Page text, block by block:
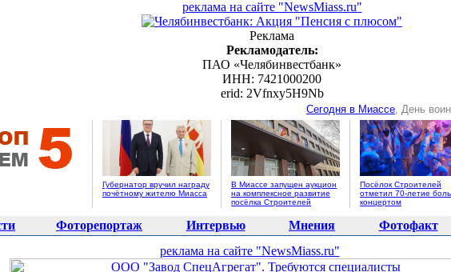
реклама на сайте "NewsMiass.ru"
Реклама
Рекламодатель:
ПАО «Челябинвестбанк»
ИНН: 7421000200
erid: 2Vfnxy5H9Nb
Сегодня в Миассе, День
Губернатор вручил награду
почётному жителю Миасса
В Миассе запущен аукцион
на комплексное развитие
посёлка Строителей
Посёлок Строителей
отметил 70-летие
концертом
Фоторепортаж Интервью Мнения Фотофакт
реклама на сайте "NewsMiass.ru"